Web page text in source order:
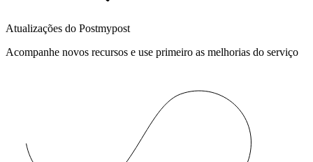
Atualizações do Postmypost
Acompanhe novos recursos e use primeiro as melhorias do serviço